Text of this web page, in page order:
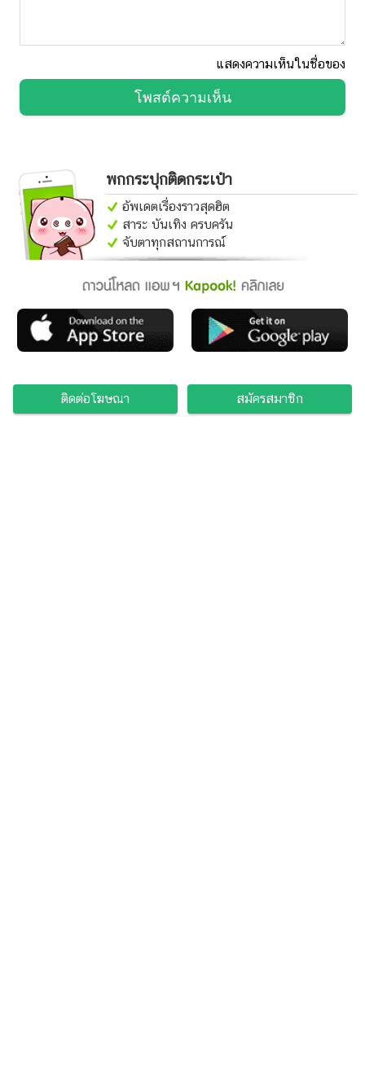
แสดงความเห็นในชื่อของ
โพสต์ความเห็น
พกกระปุกติดกระเป๋า
อัพเดตเรื่องราวสุดฮิต
สาระ บันเทิง ครบครัน
จับตาทุกสถานการณ์
ติดต่อโฆษณา สมัครสมาชิก